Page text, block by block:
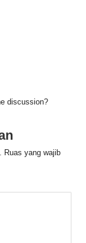
discussion?
Ruas yang wajib